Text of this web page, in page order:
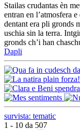
Stailas crudantas èn
entran en l’atmosfera
dentant era pli gronds
uschia sin la terra.
gronds ch’i han
Dapli
survista: tematic
1 - 10 da 507